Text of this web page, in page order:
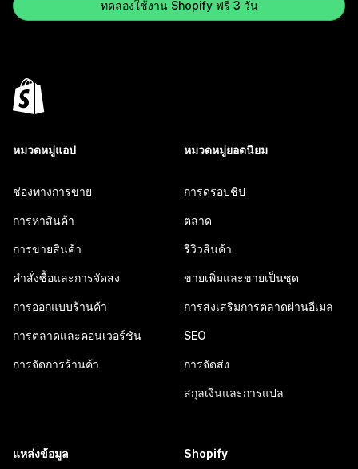
ทดลองใช้งาน Shopify ฟรี 3 วัน
หมวดหมู่แอป
ช่องทางการขาย
การหาสินค้า
การขายสินค้า
คำสั่งซื้อและการจัดส่ง
การออกแบบร้านค้า
การตลาดและคอนเวอร์ชัน
การจัดการร้านค้า
หมวดหมู่ยอดนิยม
การดรอปชิป
ตลาด
รีวิวสินค้า
ขายเพิ่มและขายเป็นชุด
การส่งเสริมการตลาดผ่านอีเมล
SEO
การจัดส่ง
สกุลเงินและการแปล
แหล่งข้อมูล Shopify